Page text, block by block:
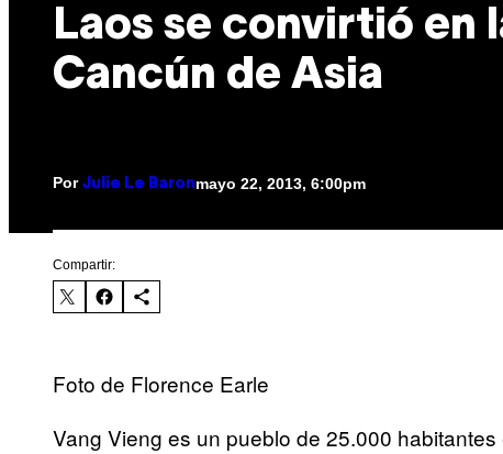
Laos se convirtió en
Cancún de Asia
Por Julie Le Baronmayo 22, 2013, 6:00pm
Compartir:
Foto de Florence Earle
Vang Vieng es un pueblo de 25.000